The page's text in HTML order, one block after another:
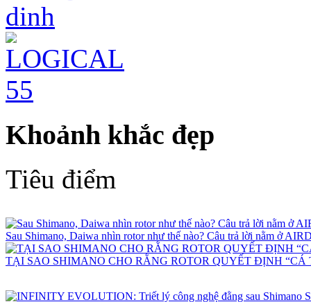
Khoảnh khắc đẹp
Tiêu điểm
Sau Shimano, Daiwa nhìn rotor như thế nào? Câu trả lời nằm ở
TẠI SAO SHIMANO CHO RẰNG ROTOR QUYẾT ĐỊNH “CÁ